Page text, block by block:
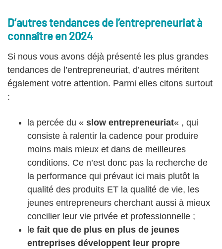
D’autres tendances de l’entrepreneuriat à
connaître en 2024
Si nous vous avons déjà présenté les plus grandes
tendances de l’entrepreneuriat, d’autres méritent
également votre attention. Parmi elles citons surtout
:
la percée du « slow entrepreneuriat« , qui
consiste à ralentir la cadence pour produire
moins mais mieux et dans de meilleures
conditions. Ce n’est donc pas la recherche de
la performance qui prévaut ici mais plutôt la
qualité des produits ET la qualité de vie, les
jeunes entrepreneurs cherchant aussi à mieux
concilier leur vie privée et professionnelle ;
e fait que de plus en plus de jeunes
entreprises développent leur propre